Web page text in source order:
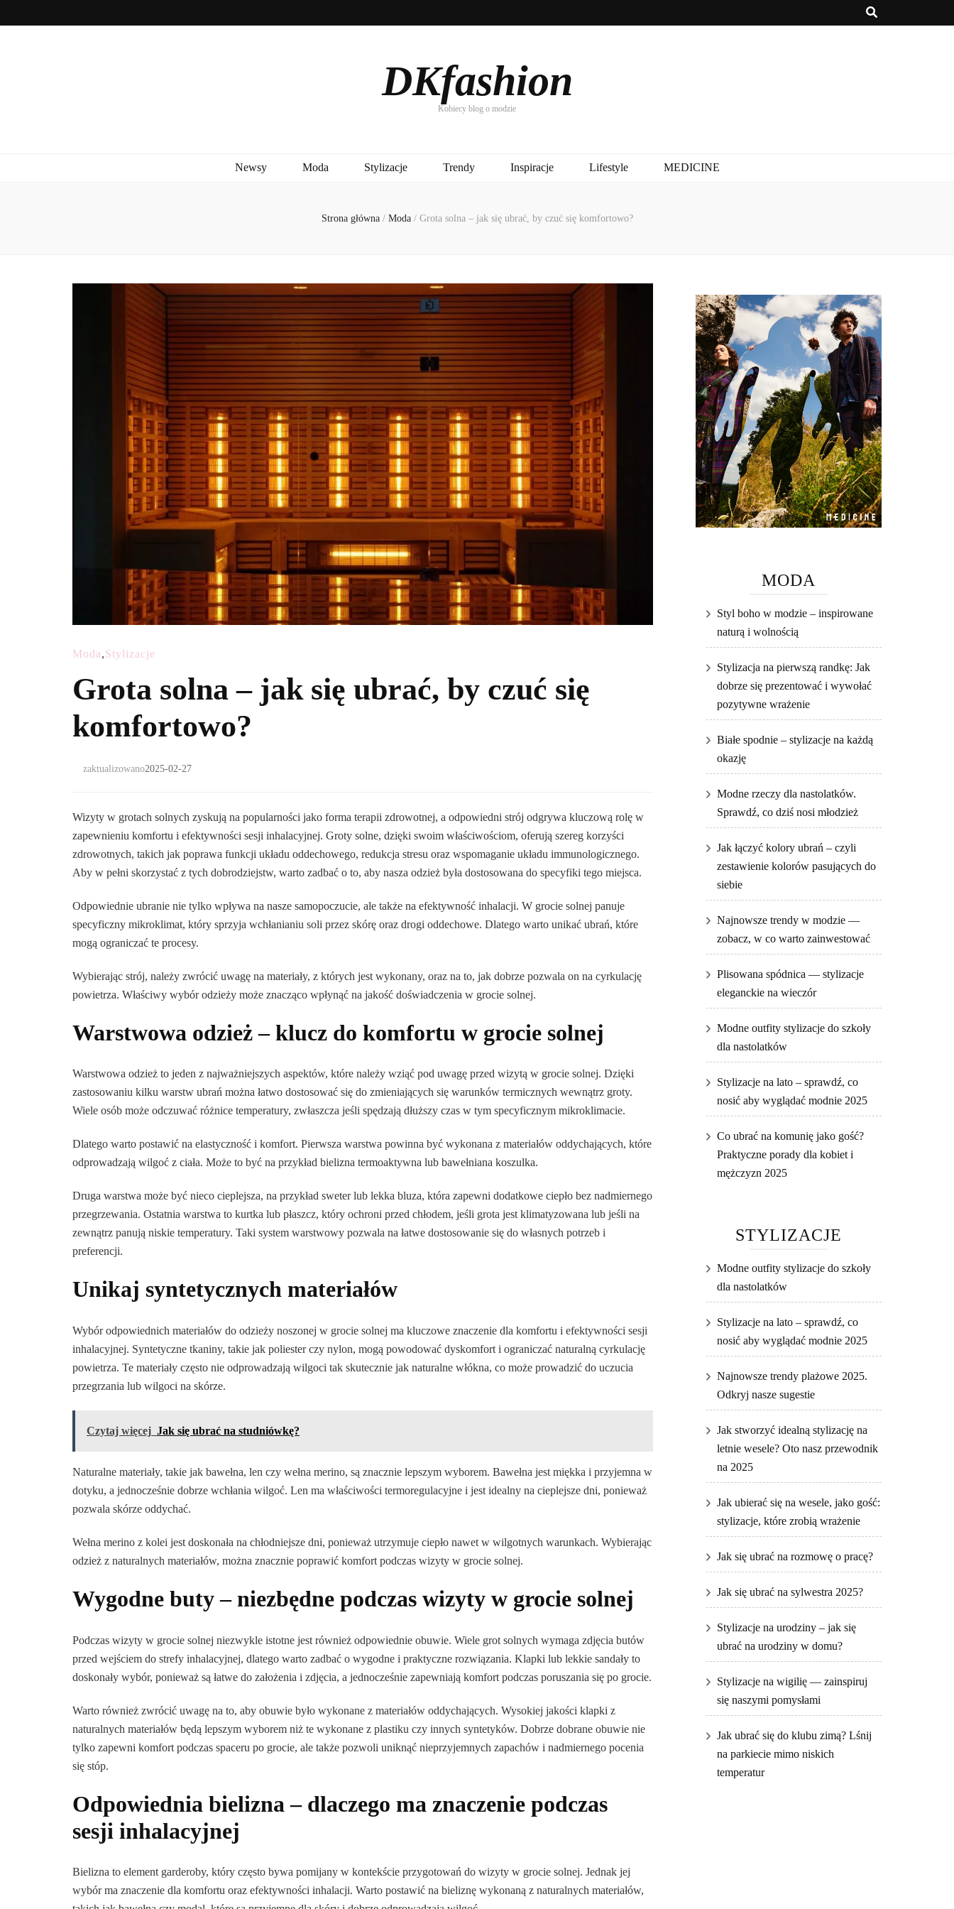
DKfashion
Kobiecy blog o modzie
Newsy Moda Stylizacje Trendy Inspiracje Lifestyle MEDICINE
Strona główna / Moda / Grota solna – jak się ubrać, by czuć się komfortowo?
Moda,Stylizacje
Grota solna – jak się ubrać, by czuć się
komfortowo?
zaktualizowano2025-02-27
Wizyty w grotach solnych zyskują na popularności jako forma terapii zdrowotnej, a odpowiedni strój odgrywa kluczową rolę w
zapewnieniu komfortu i efektywności sesji inhalacyjnej. Groty solne, dzięki swoim właściwościom, oferują szereg korzyści
zdrowotnych, takich jak poprawa funkcji układu oddechowego, redukcja stresu oraz wspomaganie układu immunologicznego.
Aby w pełni skorzystać z tych dobrodziejstw, warto zadbać o to, aby nasza odzież była dostosowana do specyfiki tego miejsca.
Odpowiednie ubranie nie tylko wpływa na nasze samopoczucie, ale także na efektywność inhalacji. W grocie solnej panuje
specyficzny mikroklimat, który sprzyja wchłanianiu soli przez skórę oraz drogi oddechowe. Dlatego warto unikać ubrań, które
mogą ograniczać te procesy.
Wybierając strój, należy zwrócić uwagę na materiały, z których jest wykonany, oraz na to, jak dobrze pozwala on na cyrkulację
powietrza. Właściwy wybór odzieży może znacząco wpłynąć na jakość doświadczenia w grocie solnej.
Warstwowa odzież – klucz do komfortu w grocie solnej
Warstwowa odzież to jeden z najważniejszych aspektów, które należy wziąć pod uwagę przed wizytą w grocie solnej. Dzięki
zastosowaniu kilku warstw ubrań można łatwo dostosować się do zmieniających się warunków termicznych wewnątrz groty.
Wiele osób może odczuwać różnice temperatury, zwłaszcza jeśli spędzają dłuższy czas w tym specyficznym mikroklimacie.
Dlatego warto postawić na elastyczność i komfort. Pierwsza warstwa powinna być wykonana z materiałów oddychających, które
odprowadzają wilgoć z ciała. Może to być na przykład bielizna termoaktywna lub bawełniana koszulka.
Druga warstwa może być nieco cieplejsza, na przykład sweter lub lekka bluza, która zapewni dodatkowe ciepło bez nadmiernego
przegrzewania. Ostatnia warstwa to kurtka lub płaszcz, który ochroni przed chłodem, jeśli grota jest klimatyzowana lub jeśli na
zewnątrz panują niskie temperatury. Taki system warstwowy pozwala na łatwe dostosowanie się do własnych potrzeb i
preferencji.
Unikaj syntetycznych materiałów
Wybór odpowiednich materiałów do odzieży noszonej w grocie solnej ma kluczowe znaczenie dla komfortu i efektywności sesji
inhalacyjnej. Syntetyczne tkaniny, takie jak poliester czy nylon, mogą powodować dyskomfort i ograniczać naturalną cyrkulację
powietrza. Te materiały często nie odprowadzają wilgoci tak skutecznie jak naturalne włókna, co może prowadzić do uczucia
przegrzania lub wilgoci na skórze.
Czytaj więcej Jak się ubrać na studniówkę?
Naturalne materiały, takie jak bawełna, len czy wełna merino, są znacznie lepszym wyborem. Bawełna jest miękka i przyjemna w
dotyku, a jednocześnie dobrze wchłania wilgoć. Len ma właściwości termoregulacyjne i jest idealny na cieplejsze dni, ponieważ
pozwala skórze oddychać.
Wełna merino z kolei jest doskonała na chłodniejsze dni, ponieważ utrzymuje ciepło nawet w wilgotnych warunkach. Wybierając
odzież z naturalnych materiałów, można znacznie poprawić komfort podczas wizyty w grocie solnej.
Wygodne buty – niezbędne podczas wizyty w grocie solnej
Podczas wizyty w grocie solnej niezwykle istotne jest również odpowiednie obuwie. Wiele grot solnych wymaga zdjęcia butów
przed wejściem do strefy inhalacyjnej, dlatego warto zadbać o wygodne i praktyczne rozwiązania. Klapki lub lekkie sandały to
doskonały wybór, ponieważ są łatwe do założenia i zdjęcia, a jednocześnie zapewniają komfort podczas poruszania się po grocie.
Warto również zwrócić uwagę na to, aby obuwie było wykonane z materiałów oddychających. Wysokiej jakości klapki z
naturalnych materiałów będą lepszym wyborem niż te wykonane z plastiku czy innych syntetyków. Dobrze dobrane obuwie nie
tylko zapewni komfort podczas spaceru po grocie, ale także pozwoli uniknąć nieprzyjemnych zapachów i nadmiernego pocenia
się stóp.
Odpowiednia bielizna – dlaczego ma znaczenie podczas
sesji inhalacyjnej
Bielizna to element garderoby, który często bywa pomijany w kontekście przygotowań do wizyty w grocie solnej. Jednak jej
wybór ma znaczenie dla komfortu oraz efektywności inhalacji. Warto postawić na bieliznę wykonaną z naturalnych materiałów,
MODA
Styl boho w modzie – inspirowane
naturą i wolnością
Stylizacja na pierwszą randkę: Jak
dobrze się prezentować i wywołać
pozytywne wrażenie
Białe spodnie – stylizacje na każdą
okazję
Modne rzeczy dla nastolatków.
Sprawdź, co dziś nosi młodzież
Jak łączyć kolory ubrań – czyli
zestawienie kolorów pasujących do
siebie
Najnowsze trendy w modzie —
zobacz, w co warto zainwestować
Plisowana spódnica — stylizacje
eleganckie na wieczór
Modne outfity stylizacje do szkoły
dla nastolatków
Stylizacje na lato – sprawdź, co
nosić aby wyglądać modnie 2025
Co ubrać na komunię jako gość?
Praktyczne porady dla kobiet i
mężczyzn 2025
STYLIZACJE
Modne outfity stylizacje do szkoły
dla nastolatków
Stylizacje na lato – sprawdź, co
nosić aby wyglądać modnie 2025
Najnowsze trendy plażowe 2025.
Odkryj nasze sugestie
Jak stworzyć idealną stylizację na
letnie wesele? Oto nasz przewodnik
na 2025
Jak ubierać się na wesele, jako gość:
stylizacje, które zrobią wrażenie
Jak się ubrać na rozmowę o pracę?
Jak się ubrać na sylwestra 2025?
Stylizacje na urodziny – jak się
ubrać na urodziny w domu?
Stylizacje na wigilię — zainspiruj
się naszymi pomysłami
Jak ubrać się do klubu zimą? Lśnij
na parkiecie mimo niskich
temperatur